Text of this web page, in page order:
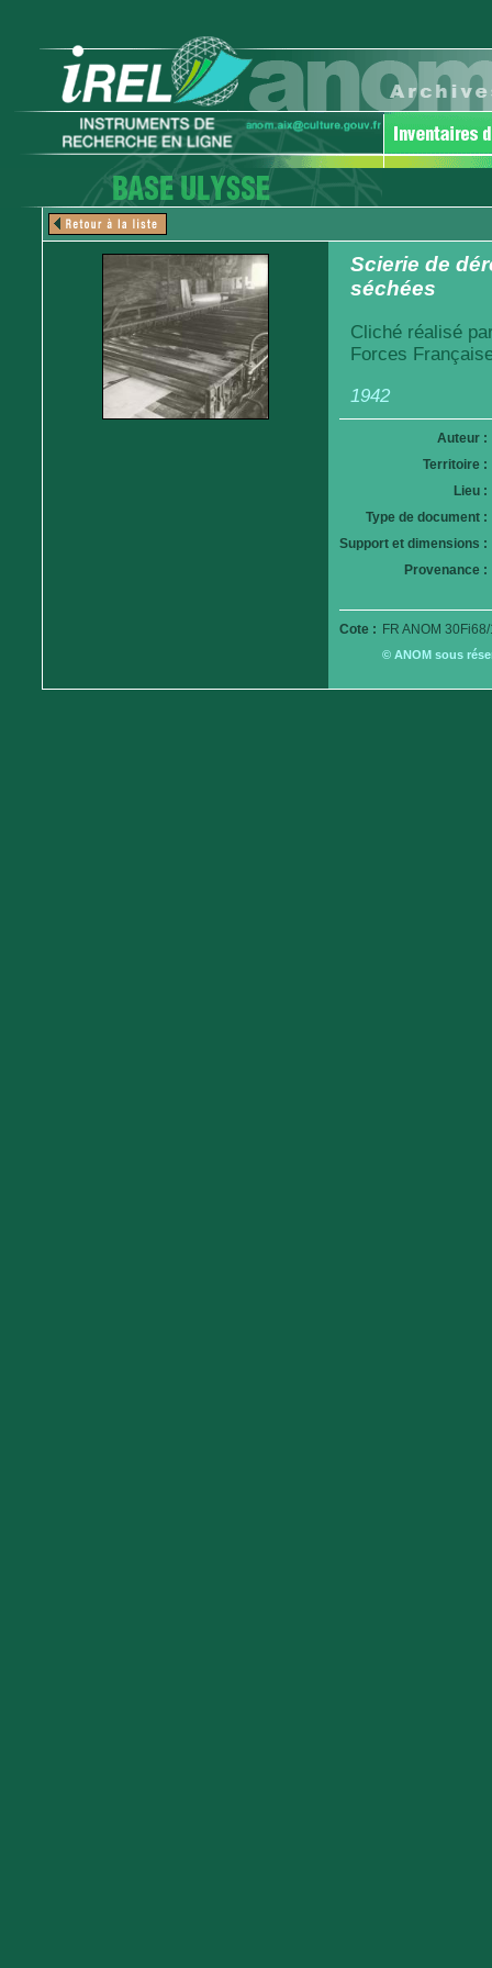
Scierie de
séchées
Cliché réalisé
Forces
1942
Auteur :
Territoire :
Lieu :
Type de document :
Support et dimensions :
Provenance :
Cote : FR ANOM
© ANOM sous